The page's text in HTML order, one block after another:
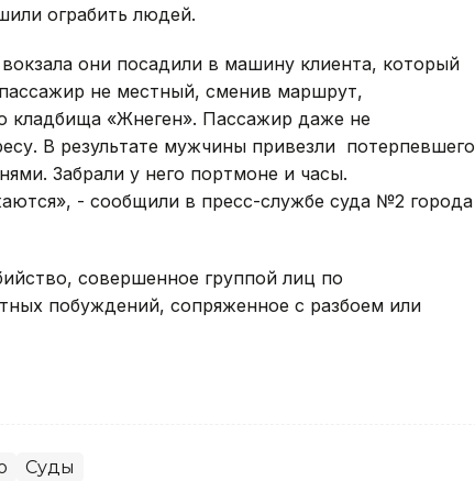
ограбить людей.
они посадили в машину клиента, который
не местный, сменив маршрут,
кладбища «Жөнеген». Пассажир даже не
В результате мужчины привезли потерпевшего
Забрали у него портмоне и часы.
- сообщили в пресс-службе суда №2 города
совершенное группой лиц по
побуждений, сопряженное с разбоем или
Суды